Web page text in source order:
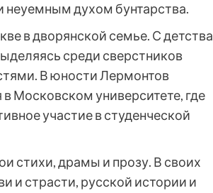
неуемным духом бунтарства.
в дворянской семье. С детства
среди сверстников
В юности Лермонтов
Московском университете, где
участие в студенческой
стихи, драмы и прозу. В своих
и страсти, русской истории и